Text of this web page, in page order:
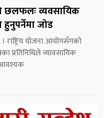
छलफलः व्यवसायिक
हुनुपर्नेमा जोड
राष्ट्रिय योजना आयोगसँगको
प्रतिनिधिले व्यावसायिक
आवश्यक